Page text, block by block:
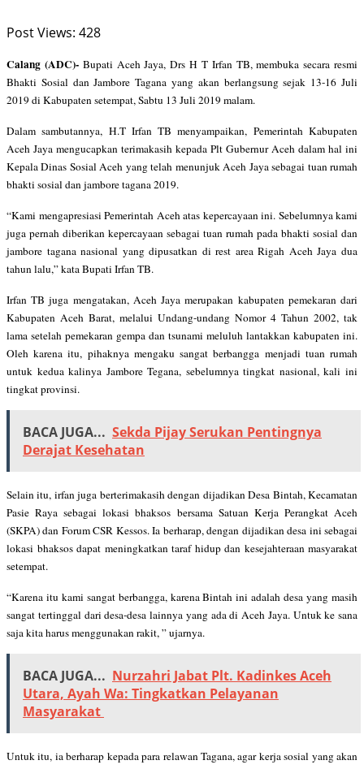
Post Views: 428
Calang (ADC)-Bupati Aceh Jaya, Drs H T Irfan TB, membuka secara resmi
Bhakti Sosial dan Jambore Tagana yang akan berlangsung sejak 13-16 Juli
2019 di Kabupaten setempat, Sabtu 13 Juli 2019 malam.
Dalam sambutannya, H.T Irfan TB menyampaikan, Pemerintah Kabupaten
Aceh Jaya mengucapkan terimakasih kepada Plt Gubernur Aceh dalam hal ini
Kepala Dinas Sosial Aceh yang telah menunjuk Aceh Jaya sebagai tuan rumah
bhakti sosial dan jambore tagana 2019.
“Kami mengapresiasi Pemerintah Aceh atas kepercayaan ini. Sebelumnya kami
juga pernah diberikan kepercayaan sebagai tuan rumah pada bhakti sosial dan
jambore tagana nasional yang dipusatkan di rest area Rigah Aceh Jaya dua
tahun lalu,” kata Bupati Irfan TB.
Irfan TB juga mengatakan, Aceh Jaya merupakan kabupaten pemekaran dari
Kabupaten Aceh Barat, melalui Undang-undang Nomor 4 Tahun 2002, tak
lama setelah pemekaran gempa dan tsunami meluluh lantakkan kabupaten ini.
Oleh karena itu, pihaknya mengaku sangat berbangga menjadi tuan rumah
untuk kedua kalinya Jambore Tegana, sebelumnya tingkat nasional, kali ini
tingkat provinsi.
BACA JUGA... Sekda Pijay Serukan Pentingnya
Derajat Kesehatan
Selain itu, irfan juga berterimakasih dengan dijadikan Desa Bintah, Kecamatan
Pasie Raya sebagai lokasi bhaksos bersama Satuan Kerja Perangkat Aceh
(SKPA) dan Forum CSR Kessos. Ia berharap, dengan dijadikan desa ini sebagai
lokasi bhaksos dapat meningkatkan taraf hidup dan kesejahteraan masyarakat
setempat.
“Karena itu kami sangat berbangga, karena Bintah ini adalah desa yang masih
sangat tertinggal dari desa-desa lainnya yang ada di Aceh Jaya. Untuk ke sana
saja kita harus menggunakan rakit, ” ujarnya.
BACA JUGA... Nurzahri Jabat Plt. Kadinkes Aceh
Utara, Ayah Wa: Tingkatkan Pelayanan
Masyarakat
Untuk itu, ia berharap kepada para relawan Tagana, agar kerja sosial yang akan